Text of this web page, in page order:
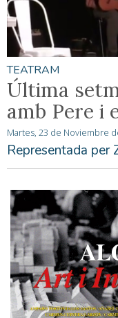
TEATRAM
Última
amb Pere i
Martes, 23 de Noviembre
Representada per